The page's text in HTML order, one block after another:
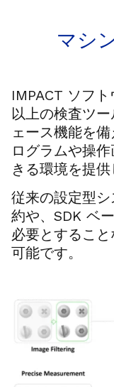
マシ
IMPACT ソフ
以上の検査ツ
ェース機能を
ログラムや操
きる環境を提供
従来の設定型
約や、SDK ベ
必要とするこ
可能です。